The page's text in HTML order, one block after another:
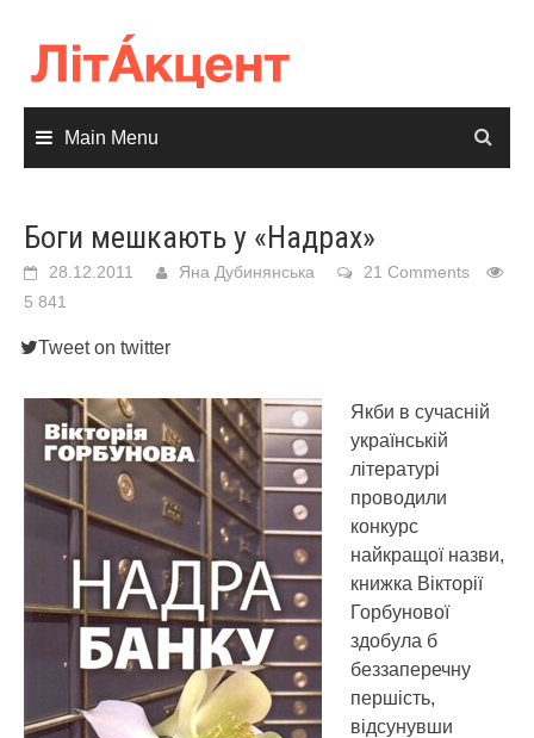
content
Main Menu
Боги мешкають у «Надрах»
28.12.2011 Яна Дубинянська
21 Comments
5 841
Tweet on twitter
Якби в сучасній
українській
літературі
проводили
конкурс
найкращої назви,
книжка Вікторії
Горбунової
здобула б
беззаперечну
першість,
відсунувши